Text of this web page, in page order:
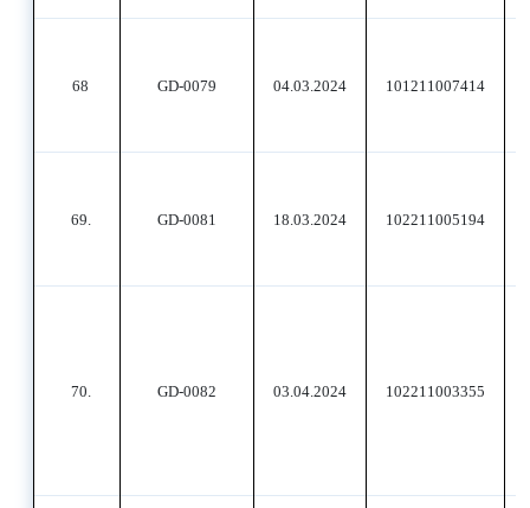
68 GD-0079 04.03.2024 101211007414
69. GD-0081 18.03.2024 102211005194
70. GD-0082 03.04.2024
102211003355